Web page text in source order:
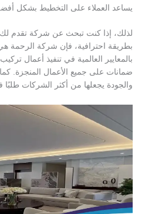
يساعد العملاء على التخطيط بشكل
لذلك، إذا كنت تبحث عن شركة
بطريقة احترافية، فإن شركة الرحمة
بالمعايير العالمية في تنفيذ أعمال
ضمانات على جميع الأعمال المنجزة. كما
والجودة يجعلها من أكثر الشركات طلبًا